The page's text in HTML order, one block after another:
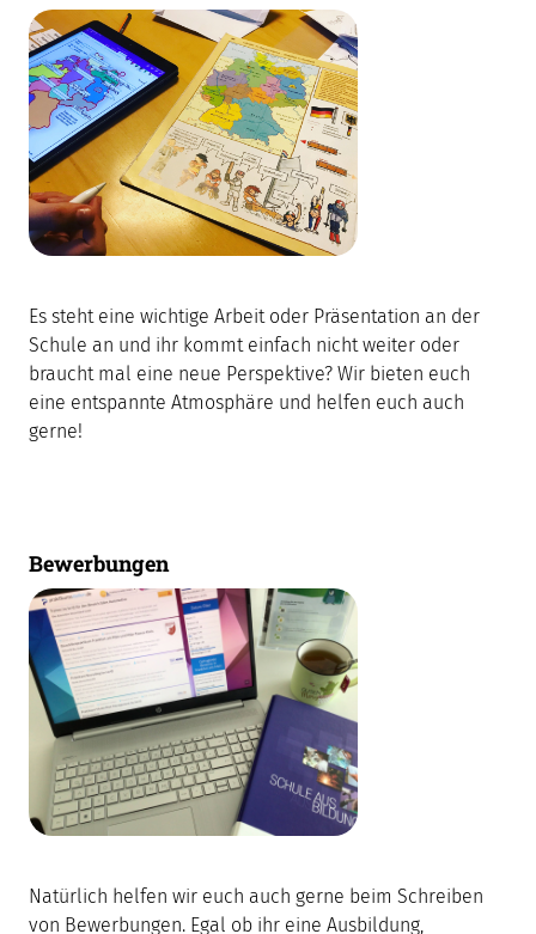
Es steht eine wichtige Arbeit oder Präsentation an der
Schule an und ihr kommt einfach nicht weiter oder
braucht mal eine neue Perspektive? Wir bieten euch
eine entspannte Atmosphäre und helfen euch auch
gerne!
Bewerbungen
Natürlich helfen wir euch auch gerne beim Schreiben
von Bewerbungen. Egal ob ihr eine Ausbildung,